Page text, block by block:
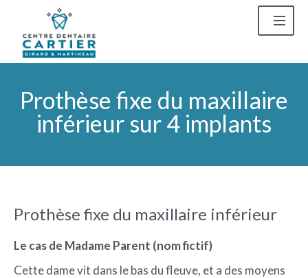
Prothèse fixe du maxillaire
inférieur sur 4 implants
Prothèse fixe du maxillaire inférieur
Le cas de Madame Parent (nom fictif)
Cette dame vit dans le bas du fleuve, et a des moyens